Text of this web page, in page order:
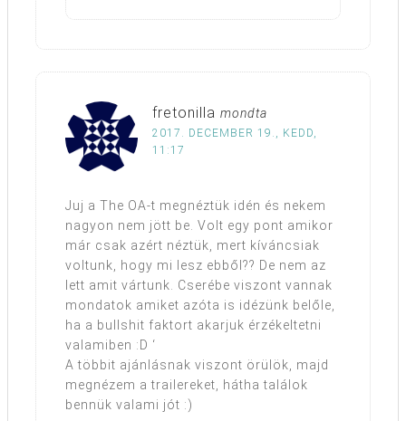
fretonilla mondta
2017. DECEMBER 19., KEDD,
11:17
Juj a The OA-t megnéztük idén és nekem
nagyon nem jött be. Volt egy pont amikor
már csak azért néztük, mert kíváncsiak
voltunk, hogy mi lesz ebből?? De nem az
lett amit vártunk. Cserébe viszont vannak
mondatok amiket azóta is idézünk belőle,
ha a bullshit faktort akarjuk érzékeltetni
valamiben :D ‘
A többit ajánlásnak viszont örülök, majd
megnézem a trailereket, hátha találok
bennük valami jót :)